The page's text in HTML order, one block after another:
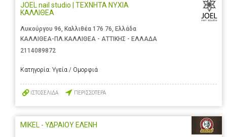
JOEL nail studio | ΤΕΧΝΗΤΑ ΝΥΧΙΑ
ΚΑΛΛΙΘΕΑ
Λυκούργου 96, Καλλιθέα 176 76, Ελλάδα
ΚΑΛΛΙΘΕΑ-ΠΛ.ΚΑΛΛΙΘΕΑ - ΑΤΤΙΚΗΣ - ΕΛΛΑΔΑ
2114089872
Κατηγορία: Υγεία / Ομορφιά
ΙΣΤΟΣΕΛΙΔΑ ΠΕΡΙΣΣΟΤΕΡΑ
MIKEL - ΥΔΡΑΙΟΥ ΕΛΕΝΗ